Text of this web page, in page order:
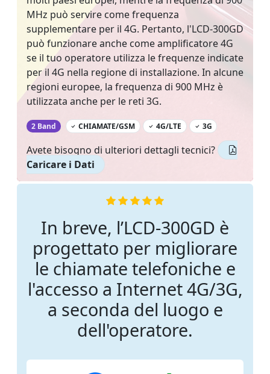
MHz può servire come frequenza
supplementare per il 4G. Pertanto, l'LCD-300GD
può funzionare anche come amplificatore 4G
se il tuo operatore utilizza le frequenze indicate
per il 4G nella regione di installazione. In alcune
regioni europee, la frequenza di 900 MHz è
utilizzata anche per le reti 3G.
2 Band ‌ CHIAMATE/GSM 4G/LTE 3G
Avete bisogno di ulteriori dettagli tecnici?
Caricare i Dati
In breve, l’LCD-300GD è
progettato per migliorare
le chiamate telefoniche e
l'accesso a Internet 4G/3G,
a seconda del luogo e
dell'operatore.